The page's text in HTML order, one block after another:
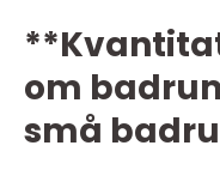
om
små